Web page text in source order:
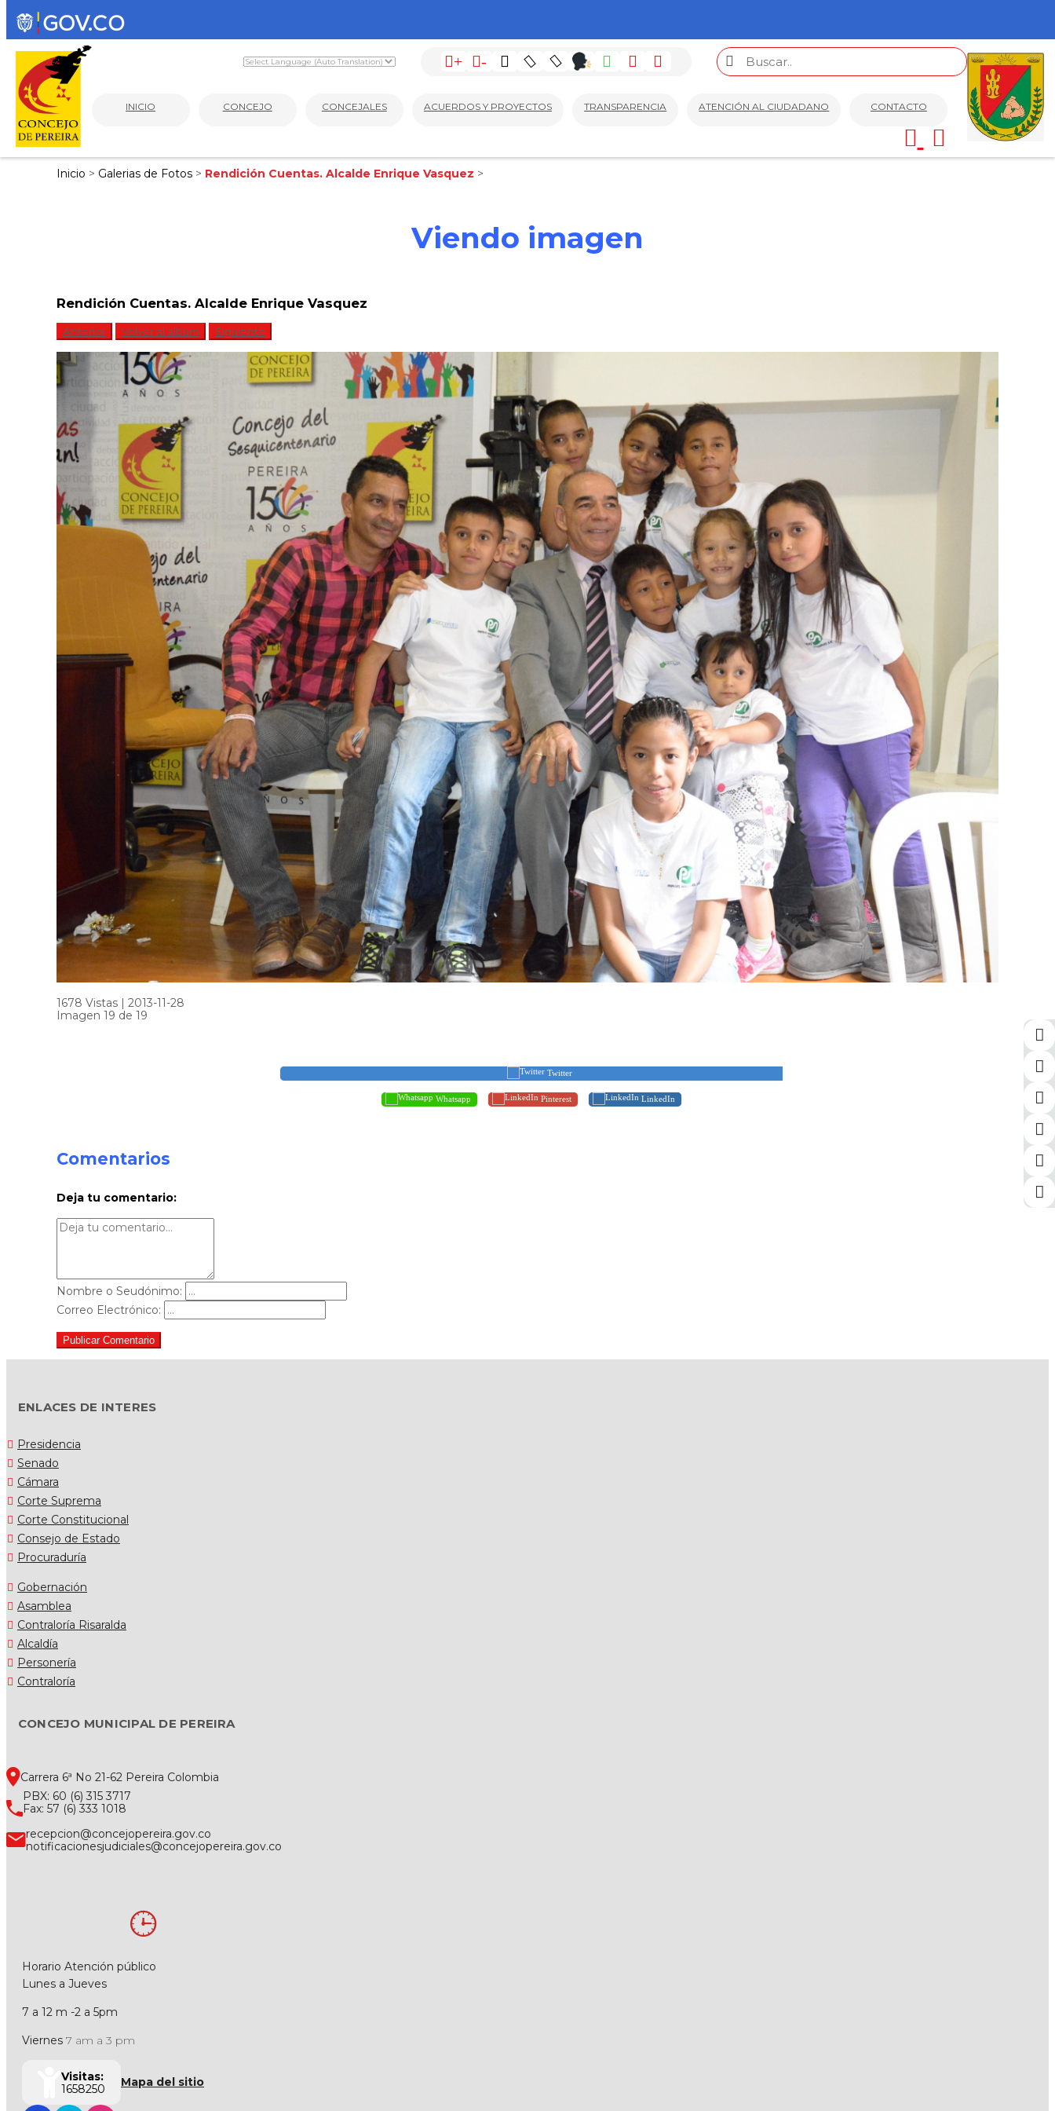
+ -
INICIO CONCEJO CONCEJALES ACUERDOS Y PROYECTOS TRANSPARENCIA ATENCIÓN AL CIUDADANO CONTACTO
Inicio > Galerias de Fotos > Rendición Cuentas. Alcalde Enrique Vasquez >
Viendo imagen
Rendición Cuentas. Alcalde Enrique Vasquez
Anterior Volver al album Siguiente
1678 Vistas | 2013-11-28
Imagen 19 de 19
Twitter
Whatsapp Pinterest LinkedIn
Comentarios
Deja tu comentario:
Nombre o Seudónimo:
Correo Electrónico:
Publicar Comentario
ENLACES DE INTERES
Presidencia
Senado
Cámara
Corte Suprema
Corte Constitucional
Consejo de Estado
Procuraduría
Gobernación
Asamblea
Contraloría Risaralda
Alcaldía
Personería
Contraloría
CONCEJO MUNICIPAL DE PEREIRA
Carrera 6ª No 21-62 Pereira Colombia
PBX: 60 (6) 315 3717
Fax: 57 (6) 333 1018
recepcion@concejopereira.gov.co
notificacionesjudiciales@concejopereira.gov.co
Horario Atención público
Lunes a Jueves
7 a 12 m -2 a 5pm
Viernes 7 am a 3 pm
Visitas:
1658250
Mapa del sitio